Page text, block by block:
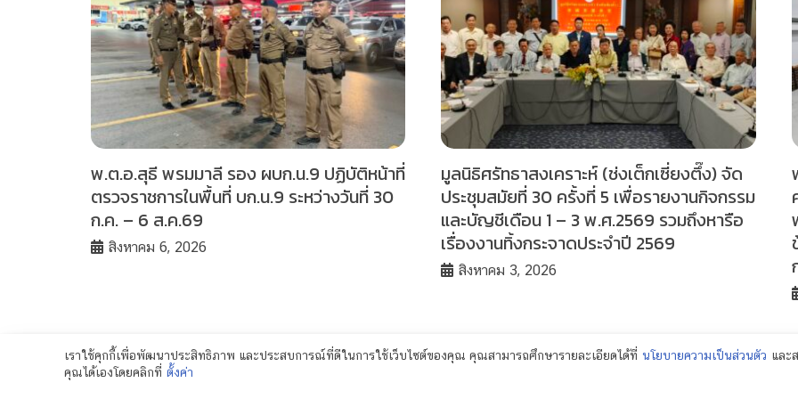
พ.ต.อ.สุธี พรมมาลี รอง ผบก.น.9 ปฏิบัติหน้าที่
ตรวจราชการในพื้นที่ บก.น.9 ระหว่างวันที่ 30
ก.ค. – 6 ส.ค.69
สิงหาคม 6, 2026
มูลนิธิศรัทธาสงเคราะห์ (ช่งเต็กเซี่ยงตึ๊ง) จัด
ประชุมสมัยที่ 30 ครั้งที่ 5 เพื่อรายงานกิจกรรม
และบัญชีเดือน 1 – 3 พ.ศ.2569 รวมถึงหารือ
เรื่องงานทิ้งกระจาดประจำปี 2569
สิงหาคม 3, 2026
เราใช้คุกกี้เพื่อพัฒนาประสิทธิภาพ และประสบการณ์ที่ดีในการใช้เว็บไซต์ของคุณ คุณสามารถศึกษารายละเอียดได้ที่ นโยบายความเป็นส่วนตัว และ
คุณได้เองโดยคลิกที่ ตั้งค่า